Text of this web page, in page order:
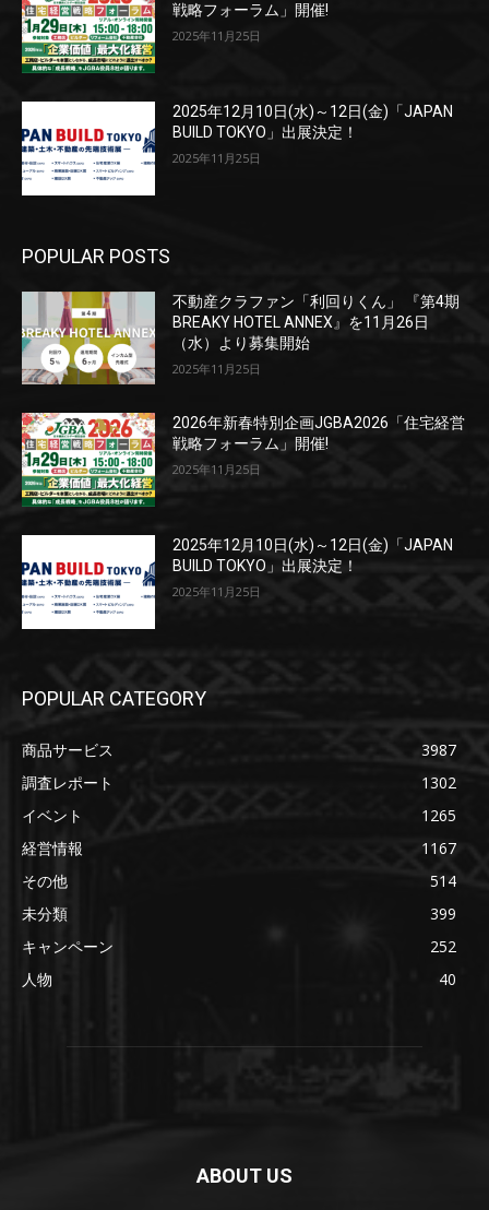
戦略フォーラム」開催!
2025年11月25日
2025年12月10日(水)～12日(金)「JAPAN
BUILD TOKYO」出展決定！
2025年11月25日
POPULAR POSTS
不動産クラファン「利回りくん」 『第4期
BREAKY HOTEL ANNEX』を11月26日
（水）より募集開始
2025年11月25日
2026年新春特別企画JGBA2026「住宅経営
戦略フォーラム」開催!
2025年11月25日
2025年12月10日(水)～12日(金)「JAPAN
BUILD TOKYO」出展決定！
2025年11月25日
POPULAR CATEGORY
商品サービス
3987
調査レポート
1302
イベント
1265
経営情報
1167
その他
514
未分類
399
キャンペーン
252
人物
40
ABOUT US